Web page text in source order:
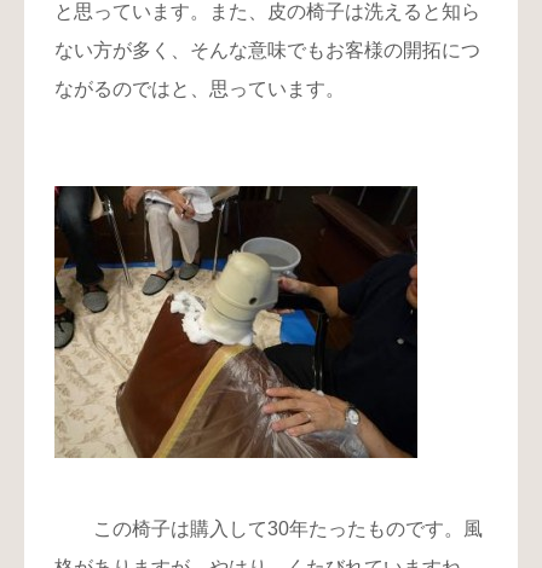
と思っています。また、皮の椅子は洗えると知ら
ない方が多く、そんな意味でもお客様の開拓につ
ながるのではと、思っています。
この椅子は購入して30年たったものです。風